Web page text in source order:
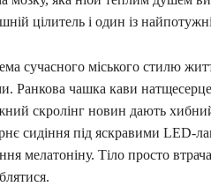
цілитель і один із
сучасного міського стилю
Ранкова чашка кави натщесерце
скролінг новин дають
сидіння під яскравими LED-
мелатоніну. Тіло просто